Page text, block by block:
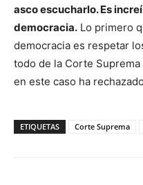
asco escucharlo. Es
democracia. Lo primero
democracia es respetar
todo de la Corte
en este caso ha
ETIQUETAS Corte Suprema